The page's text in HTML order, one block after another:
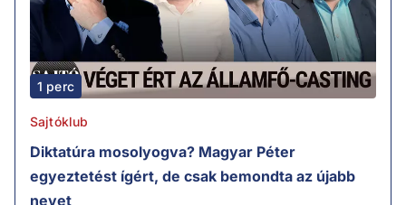
1 perc
Sajtóklub
Diktatúra mosolyogva? Magyar Péter
egyeztetést ígért, de csak bemondta az újabb
nevet